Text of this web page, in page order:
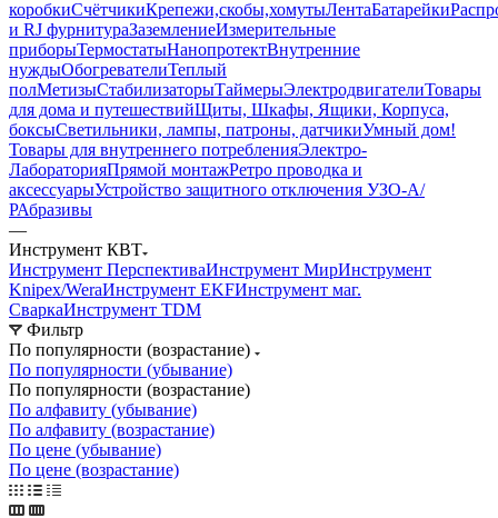
коробкиСчётчикиКрепежи,скобы,хомутыЛентаБатарейки
и RJ фурнитураЗаземлениеИзмерительные
приборыТермостатыНанопротектВнутренние
нуждыОбогревателиТеплый
полМетизыСтабилизаторыТаймерыЭлектродвигателиТовары
для дома и путешествийЩиты, Шкафы, Ящики, Корпуса,
боксыСветильники, лампы, патроны, датчикиУмный дом!
Товары для внутреннего потребленияЭлектро-
ЛабораторияПрямой монтажРетро проводка и
аксессуарыУстройство защитного отключения УЗО-А/
РАбразивы
—
Инструмент КВТ
Инструмент ПерспективаИнструмент МирИнструмент
Knipex/WeraИнструмент EKFИнструмент маг.
СваркаИнструмент TDM
Фильтр
По популярности (возрастание)
По популярности (убывание)
По популярности (возрастание)
По алфавиту (убывание)
По алфавиту (возрастание)
По цене (убывание)
По цене (возрастание)